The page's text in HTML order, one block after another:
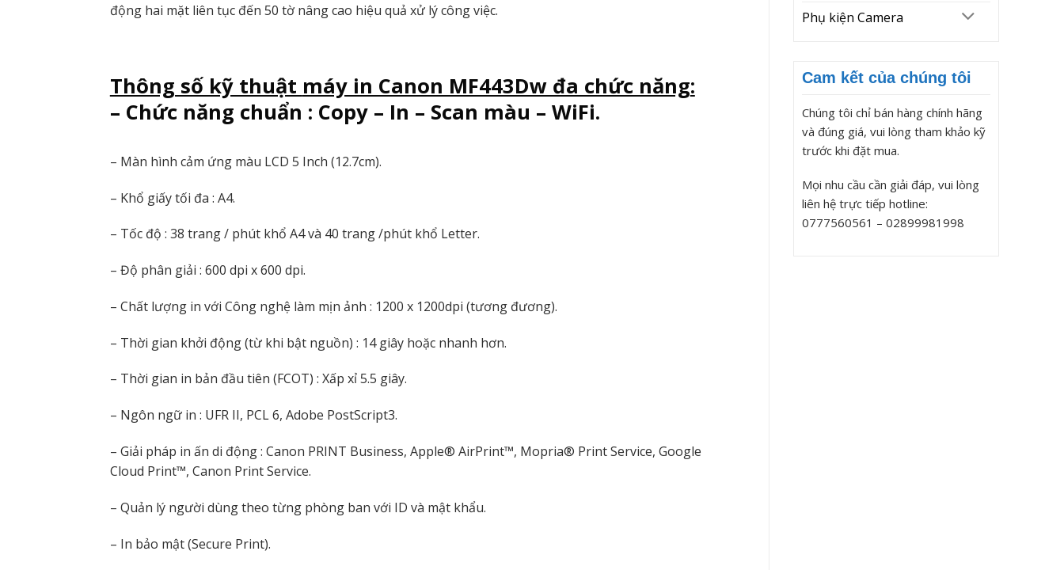
Phụ kiện Camera
Cam kết của chúng tôi
Chúng tôi chỉ bán hàng chính hãng
và đúng giá, vui lòng tham khảo kỹ
trước khi đặt mua.
Mọi nhu cầu cần giải đáp, vui lòng
liên hệ trực tiếp hotline:
0777560561 – 02899981998
động hai mặt liên tục đến 50 tờ nâng cao hiệu quả xử lý công việc.
Thông số kỹ thuật máy in Canon MF443Dw đa chức năng:
– Chức năng chuẩn : Copy – In – Scan màu – WiFi.
– Màn hình cảm ứng màu LCD 5 Inch (12.7cm).
– Khổ giấy tối đa : A4.
– Tốc độ : 38 trang / phút khổ A4 và 40 trang /phút khổ Letter.
– Độ phân giải : 600 dpi x 600 dpi.
– Chất lượng in với Công nghệ làm mịn ảnh : 1200 x 1200dpi (tương đương).
– Thời gian khởi động (từ khi bật nguồn) : 14 giây hoặc nhanh hơn.
– Thời gian in bản đầu tiên (FCOT) : Xấp xỉ 5.5 giây.
– Ngôn ngữ in : UFR II, PCL 6, Adobe PostScript3.
– Giải pháp in ấn di động : Canon PRINT Business, Apple® AirPrint™, Mopria® Print Service, Google
Cloud Print™, Canon Print Service.
– Quản lý người dùng theo từng phòng ban với ID và mật khẩu.
– In bảo mật (Secure Print).